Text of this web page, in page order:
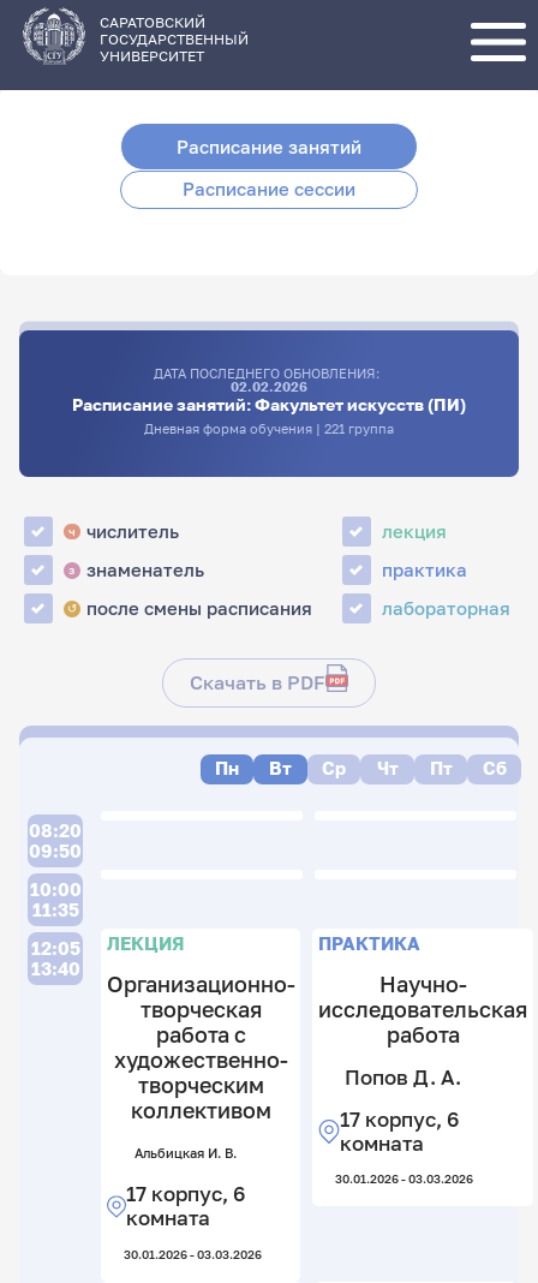
основному
содержанию
САРАТОВСКИЙ
ГОСУДАРСТВЕННЫЙ
УНИВЕРСИТЕТ
Расписание занятий
Расписание сессии
ДАТА ПОСЛЕДНЕГО ОБНОВЛЕНИЯ:
02.02.2026
Расписание занятий: Факультет искусств (ПИ)
Дневная форма обучения | 221 группа
ч числитель
з знаменатель
↺ после смены расписания
лекция
практика
лабораторная
Скачать в PDF
Пн Вт Ср Чт Пт Сб
08:20
09:50
10:00
11:35
12:05
13:40
ЛЕКЦИЯ
Организационно-
творческая
работа с
художественно-
творческим
коллективом
Альбицкая И. В.
17 корпус, 6
комната
30.01.2026 - 03.03.2026
ПРАКТИКА
Научно-
исследовательская
работа
Попов Д. А.
17 корпус, 6
комната
30.01.2026 - 03.03.2026